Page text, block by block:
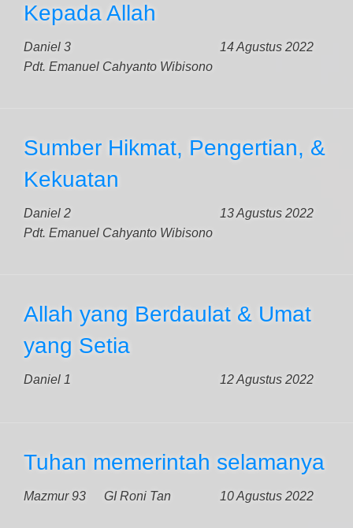
Kepada Allah
Daniel 3
14 Agustus 2022
Pdt. Emanuel Cahyanto Wibisono
Sumber Hikmat, Pengertian, &
Kekuatan
Daniel 2
13 Agustus 2022
Pdt. Emanuel Cahyanto Wibisono
Allah yang Berdaulat & Umat
yang Setia
Daniel 1 12 Agustus 2022
Tuhan memerintah selamanya
Mazmur 93 10 Agustus 2022
GI Roni Tan